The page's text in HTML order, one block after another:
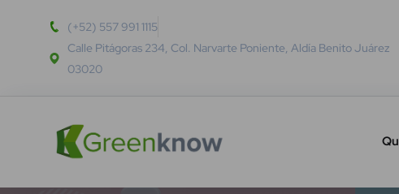
(+52) 557 991 1115
Calle Pitágoras 234, Col. Narvarte Poniente, Aldía Benito Juárez
03020